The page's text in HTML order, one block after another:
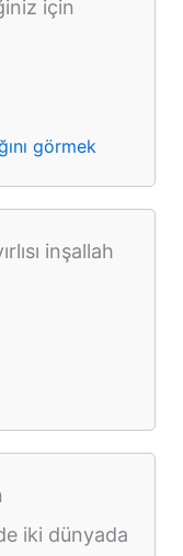
için
görmek
inşallah
iki dünyada